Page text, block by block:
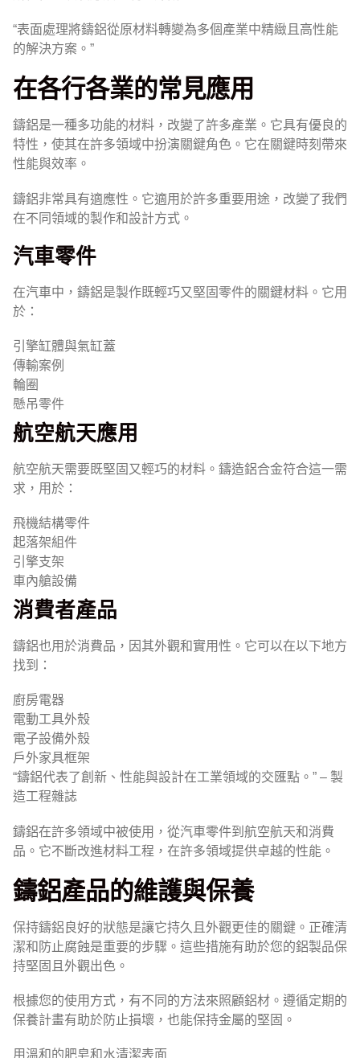
“表面處理將鑄鋁從原材料轉變為多個產業中精緻且高性能
的解決方案。”
在各行各業的常見應用
鑄鋁是一種多功能的材料，改變了許多產業。它具有優良的
特性，使其在許多領域中扮演關鍵角色。它在關鍵時刻帶來
性能與效率。
鑄鋁非常具有適應性。它適用於許多重要用途，改變了我們
在不同領域的製作和設計方式。
汽車零件
在汽車中，鑄鋁是製作既輕巧又堅固零件的關鍵材料。它用
於：
引擎缸體與氣缸蓋
傳輸案例
輪圈
懸吊零件
航空航天應用
航空航天需要既堅固又輕巧的材料。鑄造鋁合金符合這一需
求，用於：
飛機結構零件
起落架組件
引擎支架
車內艙設備
消費者產品
鑄鋁也用於消費品，因其外觀和實用性。它可以在以下地方
找到：
廚房電器
電動工具外殼
電子設備外殼
戶外家具框架
“鑄鋁代表了創新、性能與設計在工業領域的交匯點。” – 製
造工程雜誌
鑄鋁在許多領域中被使用，從汽車零件到航空航天和消費
品。它不斷改進材料工程，在許多領域提供卓越的性能。
鑄鋁產品的維護與保養
保持鑄鋁良好的狀態是讓它持久且外觀更佳的關鍵。正確清
潔和防止腐蝕是重要的步驟。這些措施有助於您的鋁製品保
持堅固且外觀出色。
根據您的使用方式，有不同的方法來照顧鋁材。遵循定期的
保養計畫有助於防止損壞，也能保持金屬的堅固。
用溫和的肥皂和水清潔表面